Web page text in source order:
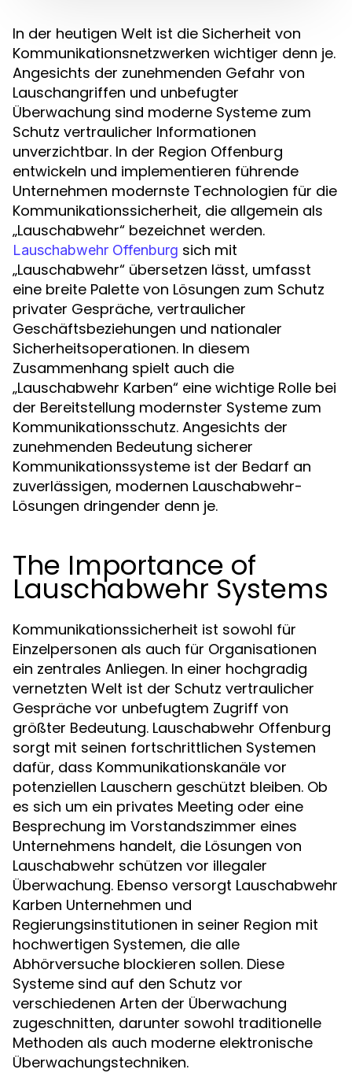
In der heutigen Welt ist die Sicherheit von
Kommunikationsnetzwerken wichtiger denn je.
Angesichts der zunehmenden Gefahr von
Lauschangriffen und unbefugter
Überwachung sind moderne Systeme zum
Schutz vertraulicher Informationen
unverzichtbar. In der Region Offenburg
entwickeln und implementieren führende
Unternehmen modernste Technologien für die
Kommunikationssicherheit, die allgemein als
„Lauschabwehr“ bezeichnet werden.
Lauschabwehr Offenburg sich mit
„Lauschabwehr“ übersetzen lässt, umfasst
eine breite Palette von Lösungen zum Schutz
privater Gespräche, vertraulicher
Geschäftsbeziehungen und nationaler
Sicherheitsoperationen. In diesem
Zusammenhang spielt auch die
„Lauschabwehr Karben“ eine wichtige Rolle bei
der Bereitstellung modernster Systeme zum
Kommunikationsschutz. Angesichts der
zunehmenden Bedeutung sicherer
Kommunikationssysteme ist der Bedarf an
zuverlässigen, modernen Lauschabwehr-
Lösungen dringender denn je.
The Importance of
Lauschabwehr Systems
Kommunikationssicherheit ist sowohl für
Einzelpersonen als auch für Organisationen
ein zentrales Anliegen. In einer hochgradig
vernetzten Welt ist der Schutz vertraulicher
Gespräche vor unbefugtem Zugriff von
größter Bedeutung. Lauschabwehr Offenburg
sorgt mit seinen fortschrittlichen Systemen
dafür, dass Kommunikationskanäle vor
potenziellen Lauschern geschützt bleiben. Ob
es sich um ein privates Meeting oder eine
Besprechung im Vorstandszimmer eines
Unternehmens handelt, die Lösungen von
Lauschabwehr schützen vor illegaler
Überwachung. Ebenso versorgt Lauschabwehr
Karben Unternehmen und
Regierungsinstitutionen in seiner Region mit
hochwertigen Systemen, die alle
Abhörversuche blockieren sollen. Diese
Systeme sind auf den Schutz vor
verschiedenen Arten der Überwachung
zugeschnitten, darunter sowohl traditionelle
Methoden als auch moderne elektronische
Überwachungstechniken.